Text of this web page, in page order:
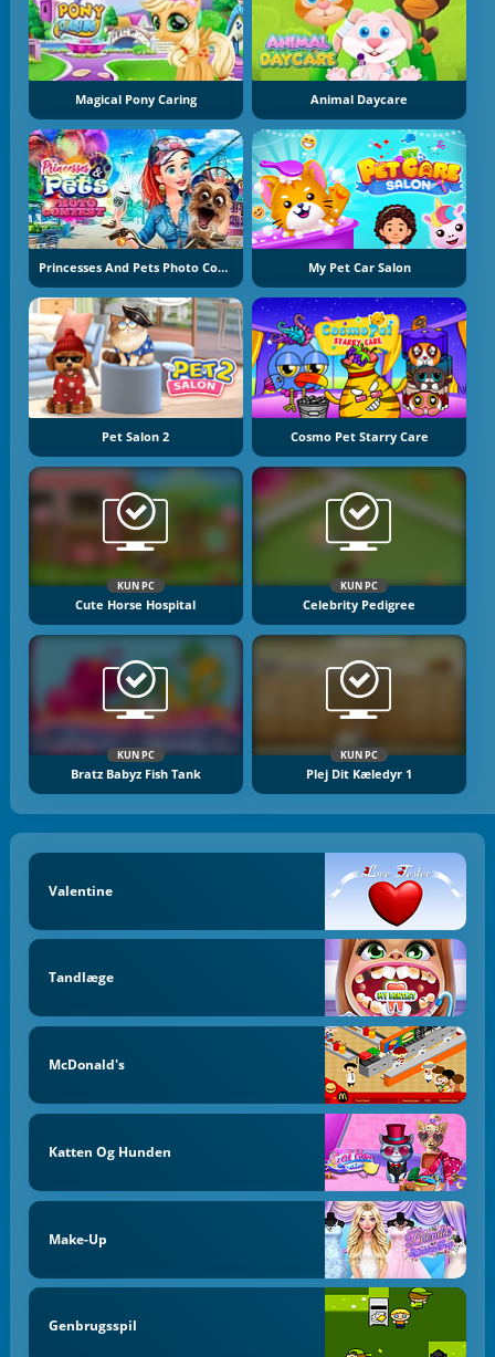
Magical Pony Caring Animal Daycare
Princesses And Pets Photo Contest My Pet Car Salon
Pet Salon 2 Cosmo Pet Starry Care
KUN PC
Cute Horse Hospital
KUN PC
Celebrity Pedigree
KUN PC
Bratz Babyz Fish Tank
KUN PC
Plej Dit Kæledyr 1
Valentine
Tandlæge
McDonald's
Katten Og Hunden
Make-Up
Genbrugsspil